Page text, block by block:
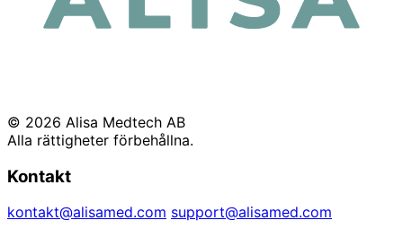
© 2026 Alisa Medtech AB
Alla rättigheter förbehållna.
Kontakt
kontakt@alisamed.com support@alisamed.com